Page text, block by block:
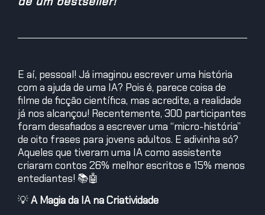
E aí, pessoal! Já imaginou escrever uma história
com a ajuda de uma IA? Pois é, parece coisa de
filme de ficção científica, mas acredite, a realidade
já nos alcançou! Recentemente, 300 participantes
foram desafiados a escrever uma “micro-história”
de oito frases para jovens adultos. E adivinha só?
Aqueles que tiveram uma IA como assistente
criaram contos 26% melhor escritos e 15% menos
entediantes! 📚🤖
💡A Magia da IA na Criatividade